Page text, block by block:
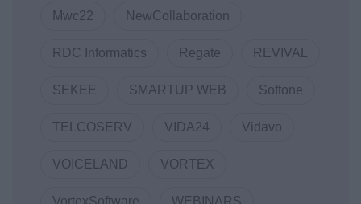
Mwc22 NewCollaboration
RDC Informatics Regate REVIVAL
SEKEE SMARTUP WEB Softone
TELCOSERV VIDA24 Vidavo
VOICELAND VORTEX